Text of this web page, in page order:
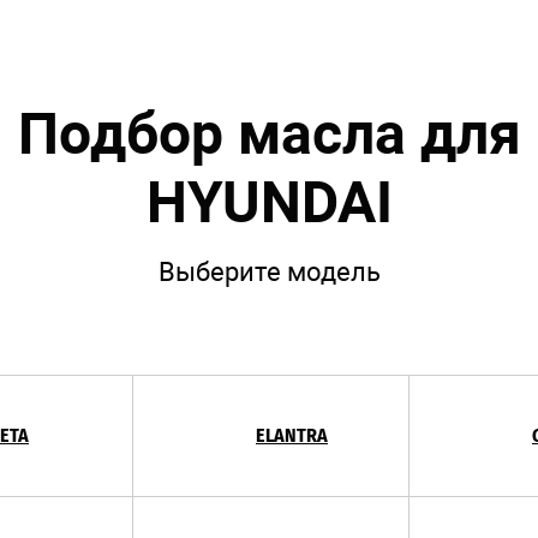
Подбор масла для
HYUNDAI
Выберите модель
ELANTRA